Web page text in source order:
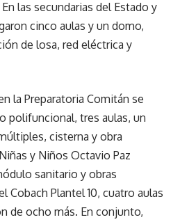
las secundarias del Estado y
cinco aulas y un domo,
de losa, red eléctrica y
la Preparatoria Comitán se
polifuncional, tres aulas, un
cisterna y obra
y Niños Octavio Paz
sanitario y obras
Cobach Plantel 10, cuatro aulas
de ocho más. En conjunto,